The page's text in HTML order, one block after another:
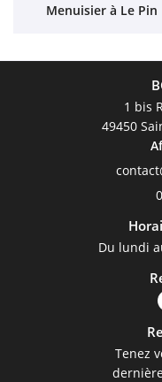
Menuisier à Le Pin
1 bis
49450
Du lundi
Tenez